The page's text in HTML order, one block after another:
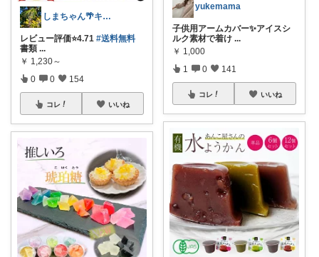
しまちゃん🌴キッズ向けｱｲﾃﾑ🧸
レビュー評価⭐️4.71 #送料無料
書類 ...
￥ 1,230～
0 0 154
コレ いいね
yukemama
子供用アームカバー✨アイスシ
ルク素材で着け ...
￥ 1,000
1 0 141
コレ いいね